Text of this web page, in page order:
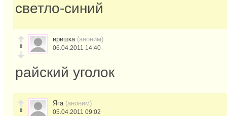
светло-синий
0
иришка (аноним)
06.04.2011 14:40
райский уголок
0
Яга (аноним)
05.04.2011 09:02